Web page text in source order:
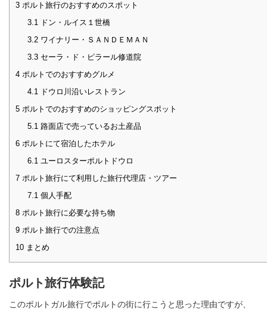
3 ポルト旅行のおすすめのスポット
3.1ドン・ルイス１世橋
3.2ワイナリー・ＳＡＮＤＥＭＡＮ
3.3セーラ・ド・ピラール修道院
4 ポルトでのおすすめグルメ
4.1ドウロ川沿いレストラン
5 ポルトでのおすすめのショッピングスポット
5.1路面店で売っているお土産品
6 ポルトにて宿泊したホテル
6.1ユーロスターポルトドウロ
7 ポルト旅行にて利用した旅行代理店・ツアー
7.1個人手配
8 ポルト旅行に必要な持ち物
9 ポルト旅行での注意点
10 まとめ
ポルト旅行体験記
このポルトガル旅行でポルトの街に行こうと思った理由ですが、